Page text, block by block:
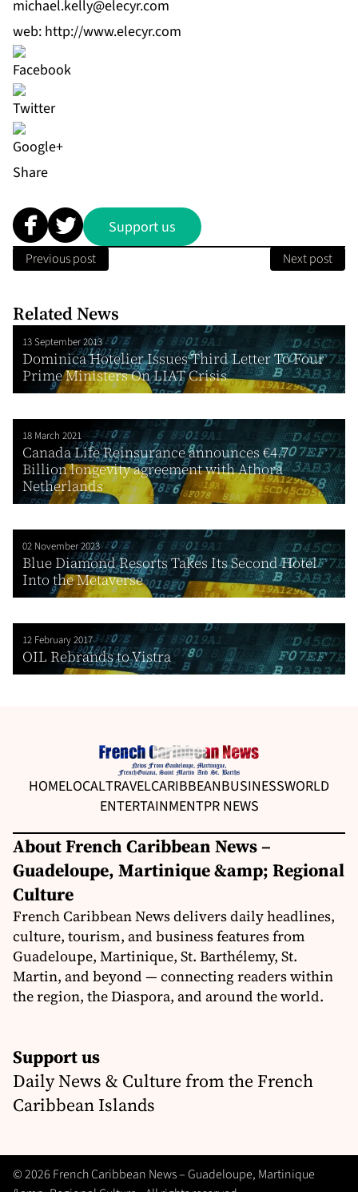
michael.kelly@elecyr.com
web: http://www.elecyr.com
Share
Support us
Previous post Next post
Related News
13 September 2013
Dominica Hotelier Issues Third Letter To Four
Prime Ministers On LIAT Crisis
18 March 2021
Canada Life Reinsurance announces €4.7
Billion longevity agreement with Athora
Netherlands
02 November 2023
Blue Diamond Resorts Takes Its Second Hotel
Into the Metaverse
12 February 2017
OIL Rebrands to Vistra
HOMELOCALTRAVELCARIBBEANBUSINESSWORLD
ENTERTAINMENTPR NEWS
About French Caribbean News –
Guadeloupe, Martinique &amp; Regional
Culture
French Caribbean News delivers daily headlines,
culture, tourism, and business features from
Guadeloupe, Martinique, St. Barthélemy, St.
Martin, and beyond — connecting readers within
the region, the Diaspora, and around the world.
Support us
Daily News & Culture from the French
Caribbean Islands
© 2026 French Caribbean News – Guadeloupe, Martinique